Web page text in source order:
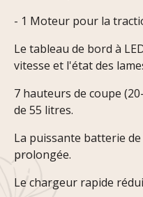
- 1 Moteur pour la
Le tableau de bord à
vitesse et l'état des
7 hauteurs de coupe
de 55 litres.
La puissante batterie
prolongée.
Le chargeur rapide